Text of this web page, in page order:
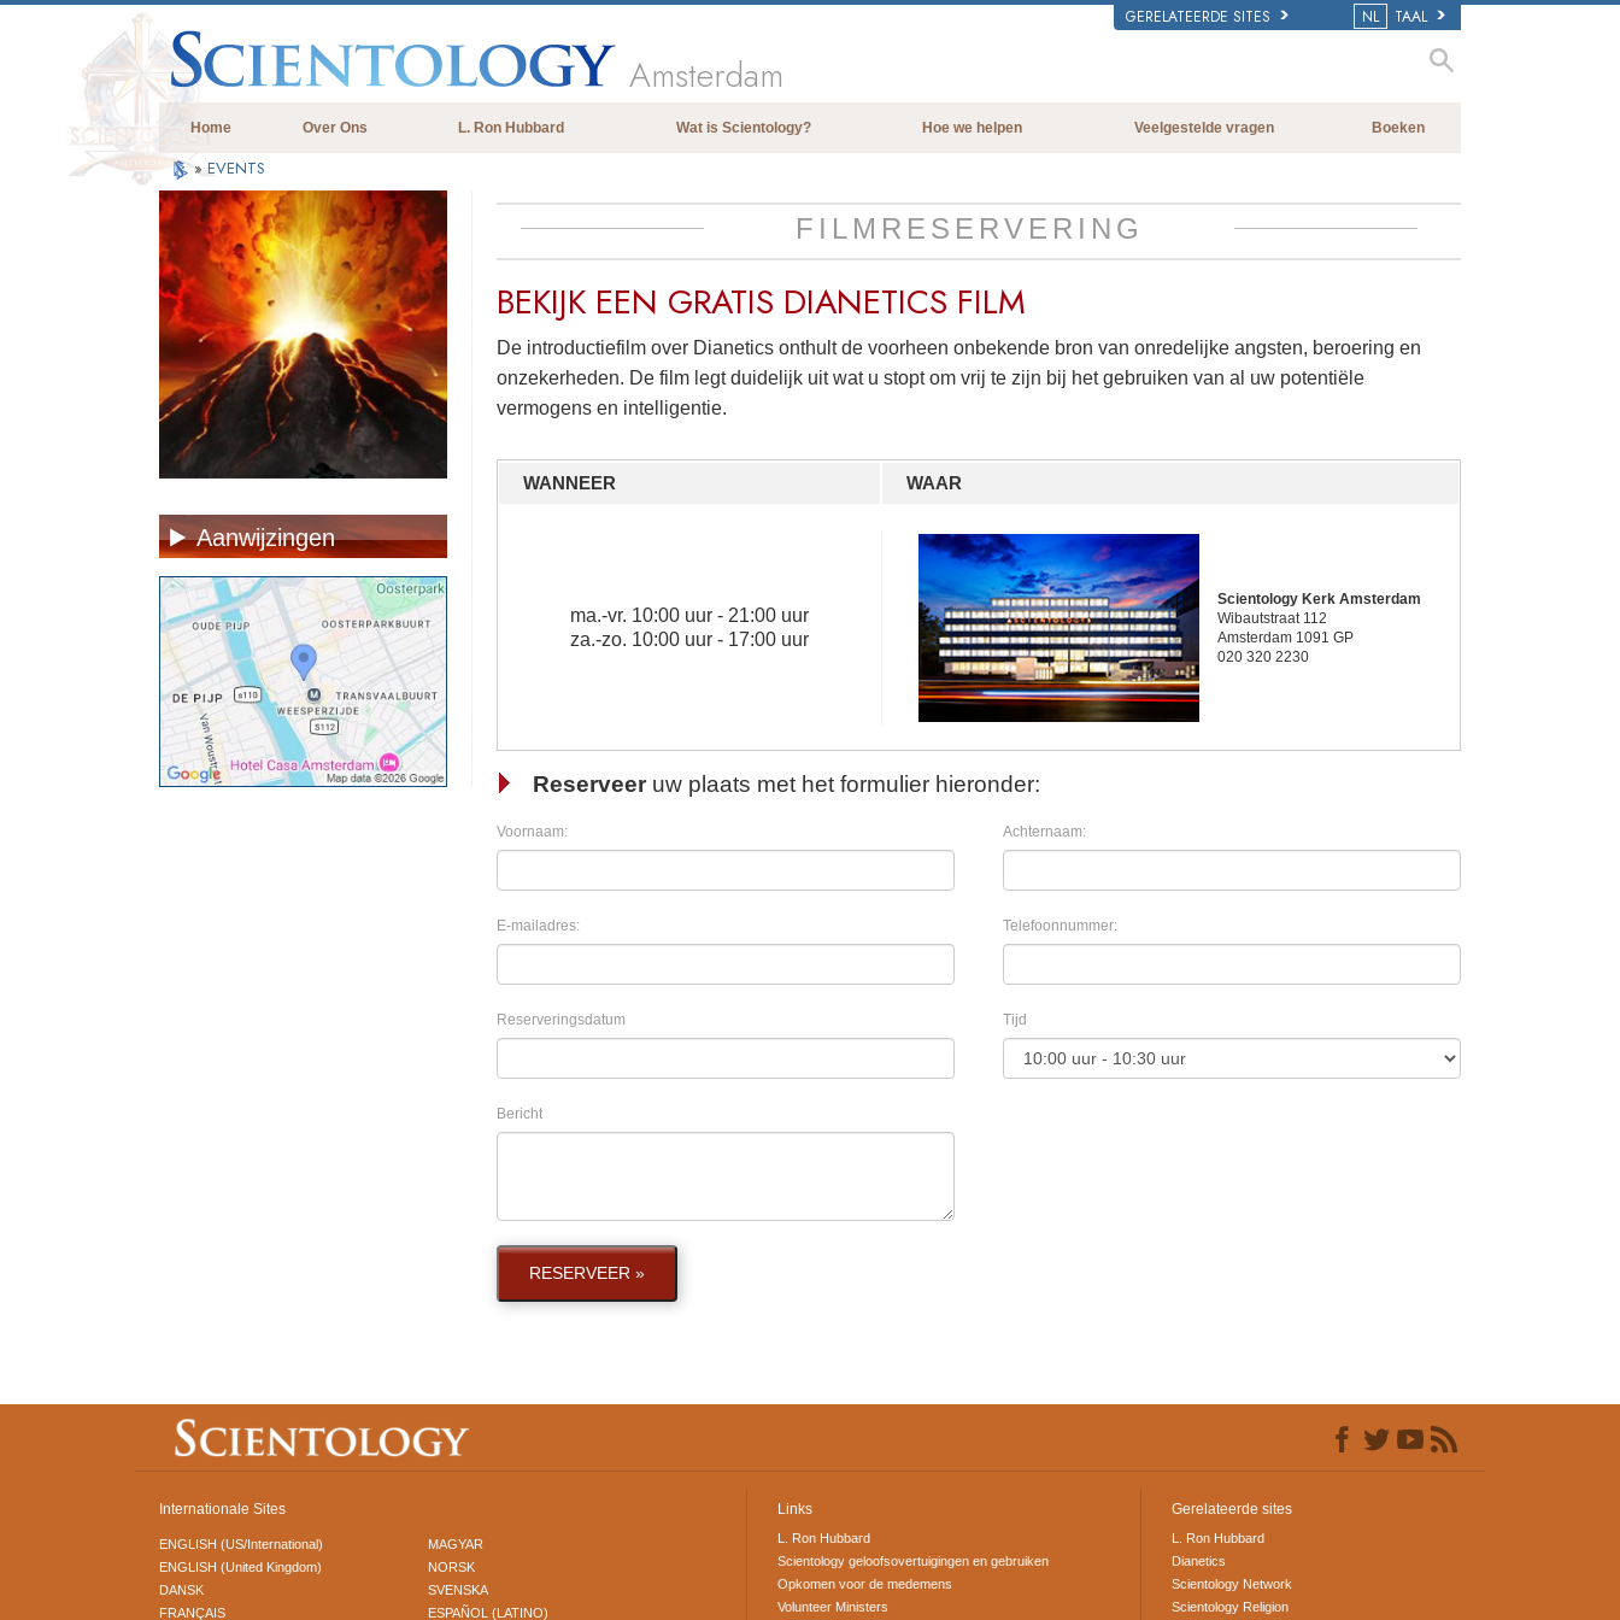
GERELATEERDE SITES NL TAAL
Amsterdam
Home Over Ons L. Ron Hubbard Wat is Scientology?
De Credo’s en Codes van Scientology
Wat scientologen zeggen over
Maak kennis met een scientoloog
Binnen in een Kerk
De Grondbeginselen van Scientology
Hoe we helpen Veelgestelde vragen
Binnen in een Kerk
De organisatie van Scientology
Boeken
Introductielezingen
» EVENTS
FILMRESERVERING
BEKIJK EEN GRATIS DIANETICS FILM
De introductiefilm over Dianetics onthult de voorheen onbekende bron van onredelijke angsten, beroering en
onzekerheden. De film legt duidelijk uit wat u stopt om vrij te zijn bij het gebruiken van al uw potentiële
vermogens en intelligentie.
WANNEER WAAR
ma.-vr. 10:00 uur - 21:00 uur
za.-zo. 10:00 uur - 17:00 uur
Scientology Kerk Amsterdam
Wibautstraat 112
Amsterdam 1091 GP
020 320 2230
Reserveer uw plaats met het formulier hieronder:
Voornaam: Achternaam:
E-mailadres: Telefoonnummer:
Reserveringsdatum Tijd
Bericht
RESERVEER »
Aanwijzingen
Internationale Sites
ENGLISH (US/International)
ENGLISH (United Kingdom)
DANSK
FRANÇAIS
MAGYAR
NORSK
SVENSKA
ESPAÑOL (LATINO)
Links
L. Ron Hubbard
Scientology geloofsovertuigingen en gebruiken
Opkomen voor de medemens
Volunteer Ministers
Gerelateerde sites
L. Ron Hubbard
Dianetics
Scientology Network
Scientology Religion